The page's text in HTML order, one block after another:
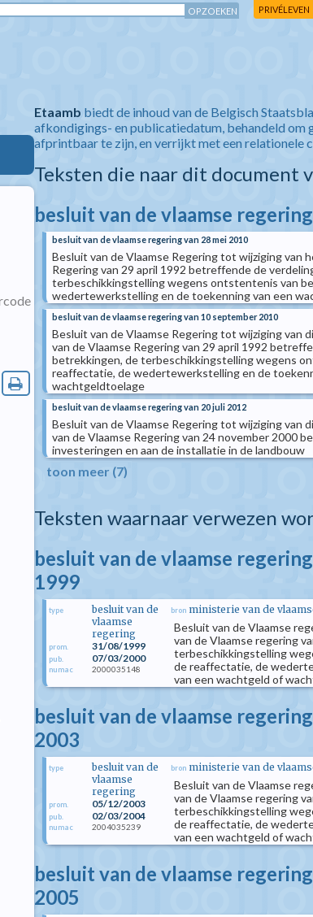
PRIVÉLEVEN
Etaamb biedt de inhoud van de Belgisch
afkondigings- en publicatiedatum, behandeld om
afprintbaar te zijn, en verrijkt met een relationele
Teksten die naar dit document
besluit van de vlaamse regering
besluit van de vlaamse regering van 28 mei 2010
Besluit van de Vlaamse Regering tot wijziging van
Regering van 29 april 1992 betreffende de
terbeschikkingstelling wegens ontstentenis van
wedertewerkstelling en de toekenning van een
besluit van de vlaamse regering van 10 september 2010
Besluit van de Vlaamse Regering tot wijziging van
van de Vlaamse Regering van 29 april 1992
betrekkingen, de terbeschikkingstelling wegens
reaffectatie, de wedertewerkstelling en de
wachtgeldtoelage
besluit van de vlaamse regering van 20 juli 2012
Besluit van de Vlaamse Regering tot wijziging van
van de Vlaamse Regering van 24 november 2000
investeringen en aan de installatie in de landbouw
toon meer (7)
Teksten waarnaar verwezen
besluit van de vlaamse
1999
type
besluit van de
vlaamse
regering
prom. 31/08/1999
pub. 07/03/2000
numac 2000035148
bron ministerie van de
Besluit van de Vlaamse
van de Vlaamse regering
terbeschikkingstelling
de reaffectatie, de
van een wachtgeld of
besluit van de vlaamse
2003
type
besluit van de
vlaamse
regering
prom. 05/12/2003
pub. 02/03/2004
numac 2004035239
bron ministerie van de
Besluit van de Vlaamse
van de Vlaamse regering
terbeschikkingstelling
de reaffectatie, de
van een wachtgeld of
besluit van de vlaamse
2005